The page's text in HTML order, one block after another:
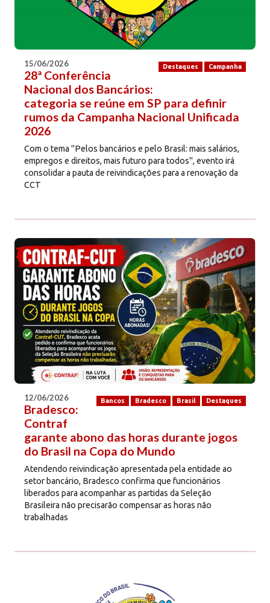
Destaques Campanha
15/06/2026
28ª Conferência
Nacional dos Bancários:
categoria se reúne em SP para definir
rumos da Campanha Nacional Unificada
2026
Com o tema "Pelos bancários e pelo Brasil: mais salários,
empregos e direitos, mais futuro para todos", evento irá
consolidar a pauta de reivindicações para a renovação da
CCT
Bancos Bradesco Brasil Destaques
12/06/2026
Bradesco:
Contraf
garante abono das horas durante jogos
do Brasil na Copa do Mundo
Atendendo reivindicação apresentada pela entidade ao
setor bancário, Bradesco confirma que funcionários
liberados para acompanhar as partidas da Seleção
Brasileira não precisarão compensar as horas não
trabalhadas